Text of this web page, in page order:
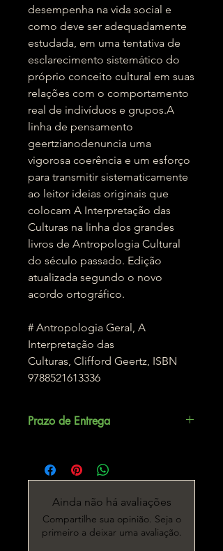
desempenha na vida social e
como deve ser adequadamente
estudada, em uma tentativa de
esclarecimento sistemático do
próprio conceito cultural em suas
relações com o comportamento
real de indivíduos e grupos.A
linha de pensamento
geertzianodenuncia uma
vigorosa coerência e um esforço
para transmitir sistematicamente
ao leitor ideias originais que
colocam A Interpretação das
Culturas na linha dos grandes
livros de Antropologia Cultural
do século passado. Edição
atualizada segundo o novo
acordo ortográfico.
# Antropologia Geral, A
Interpretação das
Culturas, Clifford Geertz, ISBN
9788521613336
Prazo de Entrega
Ainda não há avaliações
Compartilhe sua opinião. Seja o
primeiro a deixar uma avaliação.